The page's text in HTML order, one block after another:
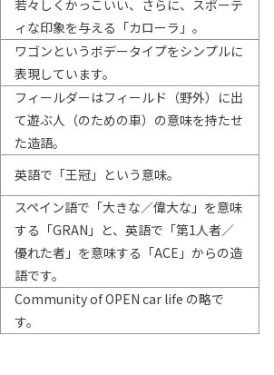
若々しくかっこいい、さらに、スポーテ
ィな印象を与える「カローラ」。
ワゴンというボデータイプをシンプルに
表現しています。
フィールダーはフィールド（野外）に出
て遊ぶ人（のための車）の意味を持たせ
た造語。
英語で「王冠」という意味。
スペイン語で「大きな／偉大な」を意味
する「GRAN」と、英語で「第1人者／
優れた者」を意味する「ACE」からの造
語です。
Community of OPEN car life の略で
す。